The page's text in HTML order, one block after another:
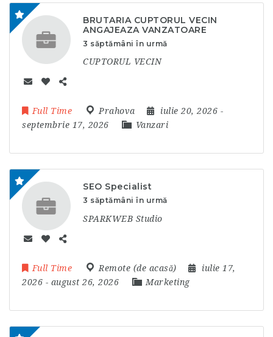
BRUTARIA CUPTORUL VECIN
ANGAJEAZA VANZATOARE
3 săptămâni în urmă
CUPTORUL VECIN
Full Time Prahova iulie 20, 2026 -
septembrie 17, 2026
Vanzari
SEO Specialist
3 săptămâni în urmă
SPARKWEB Studio
Full Time Remote (de acasă)
iulie 17,
2026 - august 26, 2026 Marketing